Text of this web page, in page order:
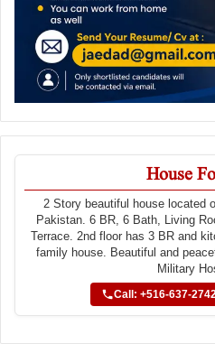
House
2 Story beautiful house located
Pakistan. 6 BR, 6 Bath, Living
Terrace. 2nd floor has 3 BR and
family house. Beautiful and
Military
Call: +516-637-